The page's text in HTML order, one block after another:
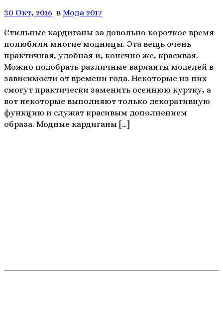
30 Окт, 2016 в Мода 2017
Стильные кардиганы за довольно короткое время
полюбили многие модницы. Эта вещь очень
практичная, удобная и, конечно же, красивая.
Можно подобрать различные варианты моделей в
зависимости от времени года. Некоторые из них
смогут практически заменить осеннюю куртку, а
вот некоторые выполняют только декоративную
функцию и служат красивым дополнением
образа. Модные кардиганы […]